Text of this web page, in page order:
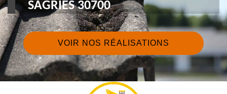
SAGRIES 30700
VOIR NOS RÉALISATIONS